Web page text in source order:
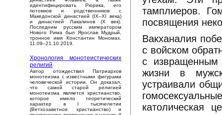
идентифицировать Рюрика, его
потомков и родственников с
Македонской династией (IX–XI века)
и династией Лакапинов (X век).
Последним русским императором
Нового Рима был Ярослав Мудрый,
тронное имя Константин Мономах.
11.09–21.10.2019.
Хронология монотеистических
религий
Автор отождествил Патриархов
монотеизма с известными фигурами
человеческой истории. Он доказал,
что самой старой религией
монотеизма является христианство,
которое имело теоретический
характер в I тысячелетии
(Ветхозаветное христианство) и
тамплиеров.
посвящения
Вакханалия
с войском
с извращенным
жизни в
устраивали
католическая